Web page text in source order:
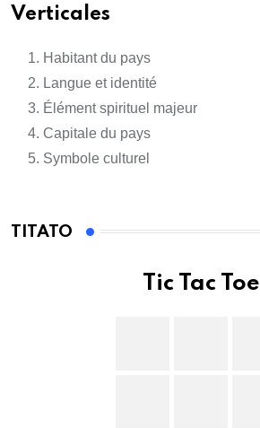
Verticales
Habitant du pays
Langue et identité
Élément spirituel majeur
Capitale du pays
Symbole culturel
TITATO
Tic Tac Toe